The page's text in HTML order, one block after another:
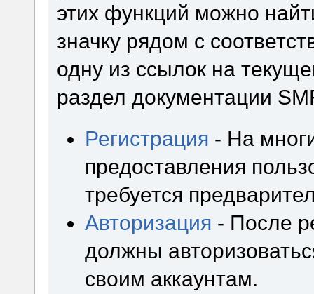
этих функций можно
значку рядом с
одну из ссылок на
раздел документации
Регистрация - На
предоставления
требуется
Авторизация - После
должны
своим аккаунтам.